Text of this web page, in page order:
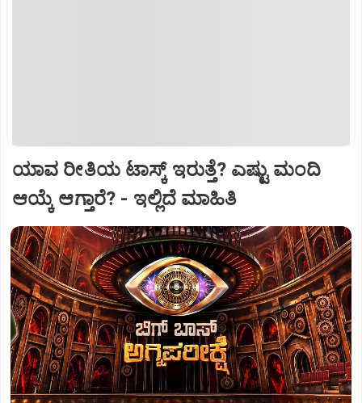
ಯಾವ ರೀತಿಯ ಟಾಸ್ಕ್‌ ಇರುತ್ತೆ? ಎಷ್ಟು ಮಂದಿ
ಆಯ್ಕೆ ಆಗ್ತಾರೆ? - ಇಲ್ಲಿದೆ ಮಾಹಿತಿ